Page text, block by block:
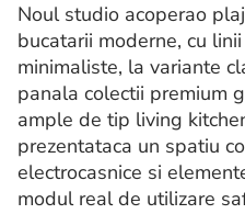
Noul studio acoperao
bucatarii moderne, cu
minimaliste, la variante
panala colectii premium
ample de tip living
prezentataca un spatiu
electrocasnice si
modul real de utilizare